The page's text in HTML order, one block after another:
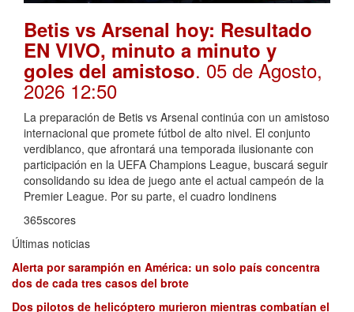
Betis vs Arsenal hoy: Resultado
EN VIVO, minuto a minuto y
goles del amistoso. 05 de Agosto,
2026 12:50
La preparación de Betis vs Arsenal continúa con un amistoso
internacional que promete fútbol de alto nivel. El conjunto
verdiblanco, que afrontará una temporada ilusionante con
participación en la UEFA Champions League, buscará seguir
consolidando su idea de juego ante el actual campeón de la
Premier League. Por su parte, el cuadro londinens
365scores
Últimas noticias
Alerta por sarampión en América: un solo país concentra
dos de cada tres casos del brote
Dos pilotos de helicóptero murieron mientras combatían el